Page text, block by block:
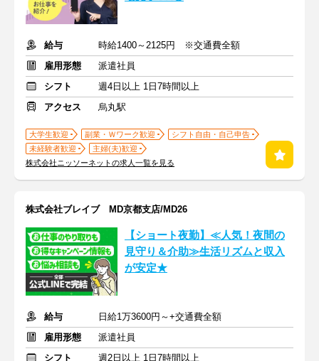
給与
時給1400～2125円 ※交通費全額
雇用形態
派遣社員
シフト
週4日以上 1日7時間以上
アクセス
烏丸駅
大学生歓迎 副業・Ｗワーク歓迎
シフト自由・自己申告
未経験者歓迎
主婦(夫)歓迎
株式会社ニッソーネットの求人一覧を見る
株式会社ブレイブ MD京都支店/MD26
【ショート夜勤】≪人気！夜間の
見守り＆介助≫生活リズムと収入
が安定★
給与
日給1万3600円～+交通費全額
雇用形態
派遣社員
シフト
週2日以上 1日7時間以上